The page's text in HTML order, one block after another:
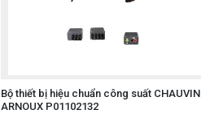
Bộ thiết bị hiệu chuẩn công suất CHAUVIN
ARNOUX P01102132